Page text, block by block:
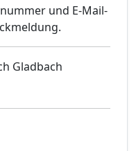
und E-Mail-
Gladbach